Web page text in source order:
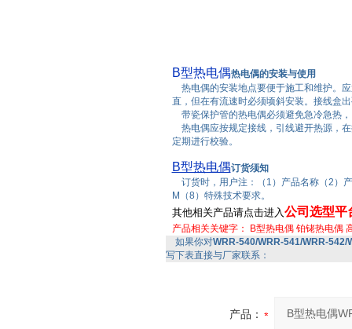
B型热电偶热电偶的安装与使用
热电偶的安装地点要便于施工和维护。
直，但在有流速时必须顷斜安装。接线盒
带瓷保护管的热电偶必须避免急冷急热
热电偶应按规定接线，引线避开热源，
定期进行校验。
B型热电偶订货须知
订货时，用户注：（1）产品名称（2）
M（8）特殊技术要求。
其他相关产品请点击进入公司选型平
产品相关关键字： B型热电偶 铂铑热电偶
如果你对WRR-540/WRR-541/WRR-542/
写下表直接与厂家联系：
产品：